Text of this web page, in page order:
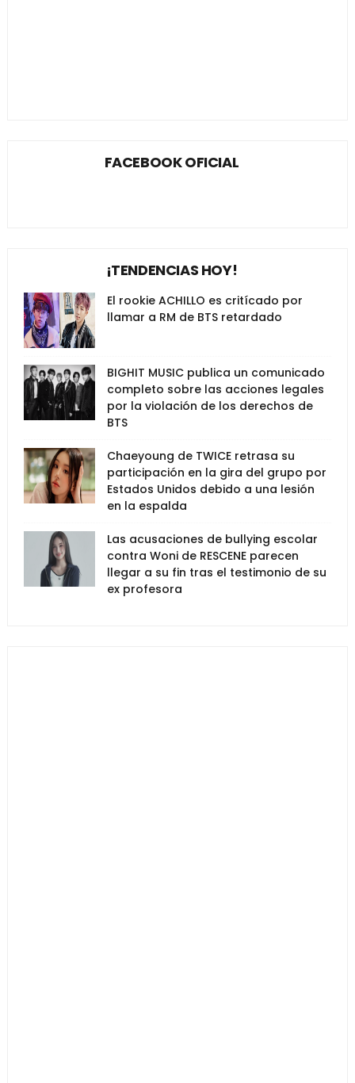
FACEBOOK OFICIAL
¡TENDENCIAS HOY!
El rookie ACHILLO es critícado por
llamar a RM de BTS retardado
BIGHIT MUSIC publica un comunicado
completo sobre las acciones legales
por la violación de los derechos de
BTS
Chaeyoung de TWICE retrasa su
participación en la gira del grupo por
Estados Unidos debido a una lesión
en la espalda
Las acusaciones de bullying escolar
contra Woni de RESCENE parecen
llegar a su fin tras el testimonio de su
ex profesora